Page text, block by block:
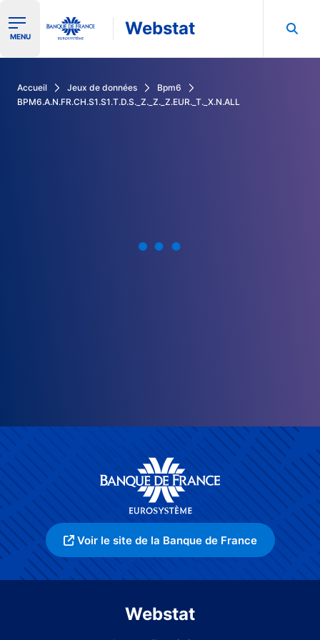
Ouvrir le menu de navigation
MENU Webstat
Accueil Jeux de données
Bpm6
BPM6.A.N.FR.CH.S1.S1.T.D.S._Z._Z._Z.EUR._T._X.N.ALL
Voir le site de la Banque de France
Webstat